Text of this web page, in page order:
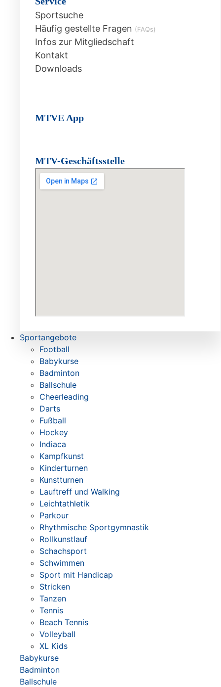
Sportsuche
Häufig gestellte Fragen (FAQs)
Infos zur Mitgliedschaft
Kontakt
Downloads
MTVE App
MTV-Geschäftsstelle
Sportangebote
Football
Babykurse
Badminton
Ballschule
Cheerleading
Darts
Fußball
Hockey
Indiaca
Kampfkunst
Kinderturnen
Kunstturnen
Lauftreff und Walking
Leichtathletik
Parkour
Rhythmische Sportgymnastik
Rollkunstlauf
Schachsport
Schwimmen
Sport mit Handicap
Stricken
Tanzen
Tennis
Beach Tennis
Volleyball
XL Kids
Babykurse
Badminton
Ballschule